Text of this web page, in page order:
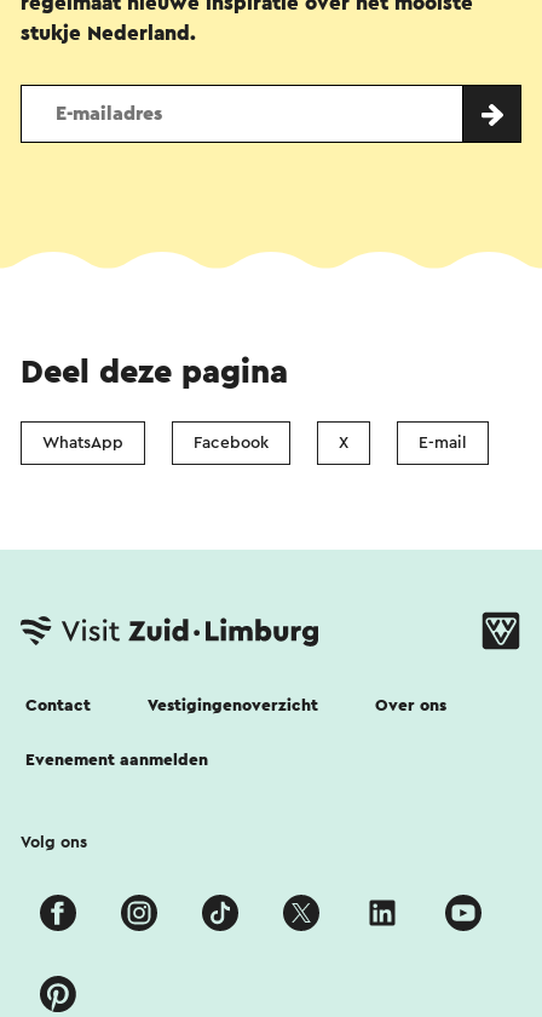
stukje Nederland.
Deel deze pagina
WhatsApp Facebook X E-mail
Contact Vestigingenoverzicht Over ons
Evenement aanmelden
Volg ons